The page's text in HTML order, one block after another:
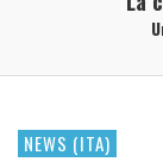
NEWS (ITA)